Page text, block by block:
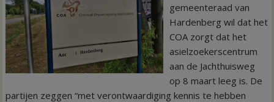
gemeenteraad van
Hardenberg wil dat het
COA zorgt dat het
asielzoekerscentrum
aan de Jachthuisweg
op 8 maart leeg is. De
partijen zeggen “met verontwaardiging kennis te hebben